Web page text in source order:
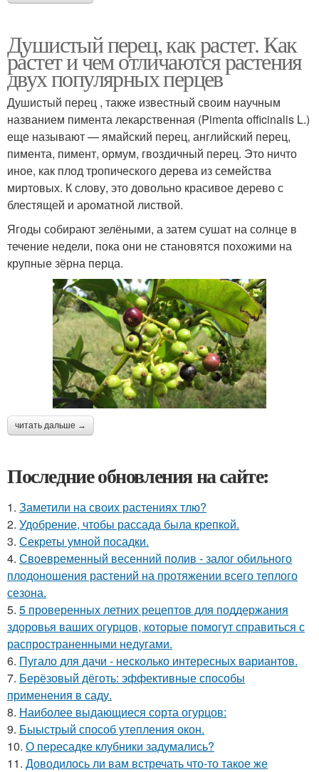
Душистый перец, как растет. Как
растет и чем отличаются растения
двух популярных перцев
Душистый перец , также известный своим научным
названием пимента лекарственная (Pimenta officinalis L.)
еще называют — ямайский перец, английский перец,
пимента, пимент, ормум, гвоздичный перец. Это ничто
иное, как плод тропического дерева из семейства
миртовых. К слову, это довольно красивое дерево с
блестящей и ароматной листвой.
Ягоды собирают зелёными, а затем сушат на солнце в
течение недели, пока они не становятся похожими на
крупные зёрна перца.
читать дальше →
Последние обновления на сайте:
1. Заметили на своих растениях тлю?
2. Удобрение, чтобы рассада была крепкoй.
3. Секреты умной посадки.
4. Своевременный весенний полив - залог обильного
плодоношения растений на протяжении всего теплого
сезона.
5. 5 проверенных летних рецептов для поддержания
здоровья ваших огурцов, которые помогут справиться с
распространенными недугами.
6. Пугало для дачи - несколько интересных вариантов.
7. Берёзовый дёготь: эффективные способы
применения в саду.
8. Наиболее выдающиеся сорта огурцов:
9. Быыстрый способ утепления окон.
10. О пересадке клубники задумались?
11. Доводилось ли вам встречать что-то такое же